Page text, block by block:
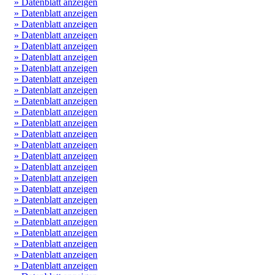
» Datenblatt anzeigen
» Datenblatt anzeigen
» Datenblatt anzeigen
» Datenblatt anzeigen
» Datenblatt anzeigen
» Datenblatt anzeigen
» Datenblatt anzeigen
» Datenblatt anzeigen
» Datenblatt anzeigen
» Datenblatt anzeigen
» Datenblatt anzeigen
» Datenblatt anzeigen
» Datenblatt anzeigen
» Datenblatt anzeigen
» Datenblatt anzeigen
» Datenblatt anzeigen
» Datenblatt anzeigen
» Datenblatt anzeigen
» Datenblatt anzeigen
» Datenblatt anzeigen
» Datenblatt anzeigen
» Datenblatt anzeigen
» Datenblatt anzeigen
» Datenblatt anzeigen
» Datenblatt anzeigen